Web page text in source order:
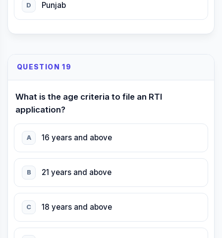
D Punjab
QUESTION 19
What is the age criteria to file an RTI
application?
A 16 years and above
B 21 years and above
C 18 years and above